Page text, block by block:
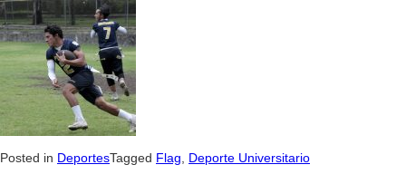
Posted in DeportesTagged Flag Deporte Universitario